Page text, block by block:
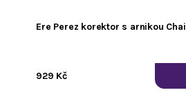
Ere Perez korektor s arnikou Chai
929 Kč